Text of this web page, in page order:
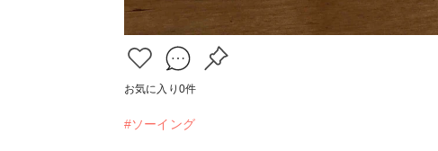
お気に入り 0件
#ソーイング